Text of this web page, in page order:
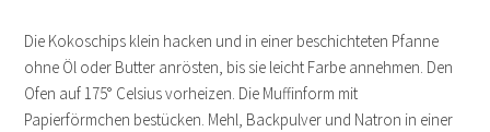
Die Kokoschips klein hacken und in einer beschichteten Pfanne
ohne Öl oder Butter anrösten, bis sie leicht Farbe annehmen. Den
Ofen auf 175° Celsius vorheizen. Die Muffinform mit
Papierförmchen bestücken. Mehl, Backpulver und Natron in einer